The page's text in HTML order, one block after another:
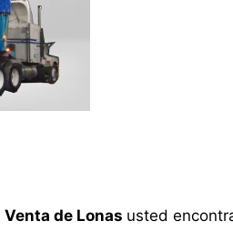
Venta de Lonas usted